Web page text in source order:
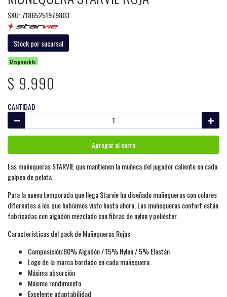
SKU: 71865251979803
Stock por sucursal
Disponible
$ 9.990
CANTIDAD
Agregar al carro
Las muñequeras STARVIE que mantienen la muñeca del jugador caliente en cada
golpeo de pelota.
Para la nueva temporada que llega Starvie ha diseñado muñequeras con colores
diferentes a los que habíamos visto hasta ahora. Las muñequeras confort están
fabricadas con algodón mezclado con fibras de nylon y poliéster.
Características del pack de Muñequeras Rojas
Composición:80% Algodón / 15% Nylon / 5% Elastán
Logo de la marca bordado en cada muñequera.
Máxima absorción
Máximo rendimiento
Excelente adaptabilidad